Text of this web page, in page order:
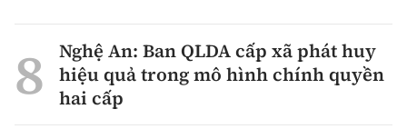
Nghệ An: Ban QLDA cấp xã phát huy
hiệu quả trong mô hình chính quyền
hai cấp